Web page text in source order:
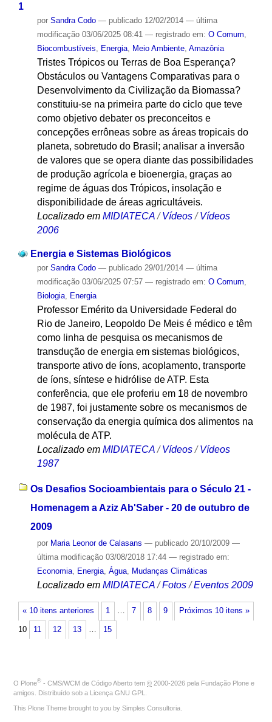
1
por Sandra Codo — publicado12/02/2014 — última
modificação03/06/2025 08:41 — registrado em: O Comum
Biocombustíveis
Energia, Meio Ambiente, Amazônia
Tristes Trópicos ou Terras de Boa Esperança?
Obstáculos ou Vantagens Comparativas para o
Desenvolvimento da Civilização da Biomassa?
constituiu-se na primeira parte do ciclo que teve
como objetivo debater os preconceitos e
concepções errôneas sobre as áreas tropicais do
planeta, sobretudo do Brasil; analisar a inversão
de valores que se opera diante das possibilidades
de produção agrícola e bioenergia, graças ao
regime de águas dos Trópicos, insolação e
disponibilidade de áreas agricultáveis.
Localizado em MIDIATECA /Vídeos /Vídeos
2006
Energia e Sistemas Biológicos
por Sandra Codo — publicado29/01/2014 — última
modificação03/06/2025 07:57 — registrado em: O Comum
Biologia, Energia
Professor Emérito da Universidade Federal do
Rio de Janeiro, Leopoldo De Meis é médico e têm
como linha de pesquisa os mecanismos de
transdução de energia em sistemas biológicos,
transporte ativo de íons, acoplamento, transporte
de íons, síntese e hidrólise de ATP. Esta
conferência, que ele proferiu em 18 de novembro
de 1987, foi justamente sobre os mecanismos de
conservação da energia química dos alimentos na
molécula de ATP.
Localizado em MIDIATECA /Vídeos /Vídeos
1987
Os Desafios Socioambientais para o Século 21 -
Homenagem a Aziz Ab'Saber - 20 de outubro de
2009
por Maria Leonor de Calasans — publicado20/10/2009 —
última modificação03/08/2018 17:44 — registrado em:
Economia, Energia, Água, Mudanças Climáticas
Localizado em MIDIATECA /Fotos /Eventos 2009
« 10 itens anteriores Próximos 10 itens »
1 … 7 8 9
10 11 12 13 … 15
O Plone® - CMS/WCM de Código Aberto tem © 2000-2026 pela Fundação Plone e
amigos. Distribuído sob a Licença GNU GPL
This Plone Theme brought to you by Simples Consultoria